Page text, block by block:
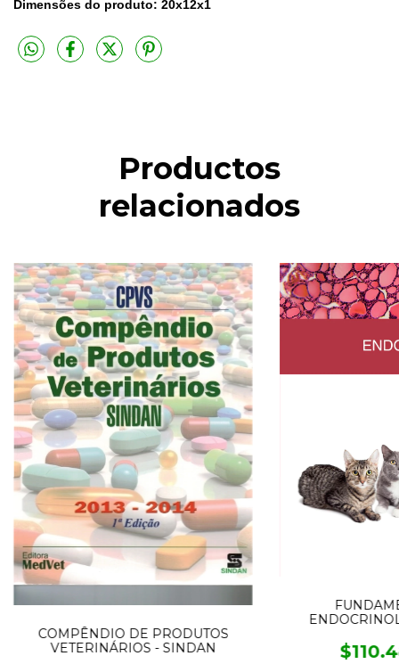
Dimensões do produto: 20x12x1
Productos
relacionados
COMPÊNDIO DE PRODUTOS
VETERINÁRIOS - SINDAN